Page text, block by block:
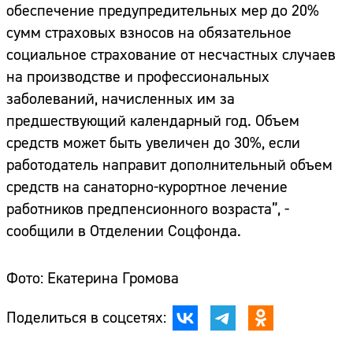
обеспечение предупредительных мер до 20%
сумм страховых взносов на обязательное
социальное страхование от несчастных случаев
на производстве и профессиональных
заболеваний, начисленных им за
предшествующий календарный год. Объем
средств может быть увеличен до 30%, если
работодатель направит дополнительный объем
средств на санаторно-курортное лечение
работников предпенсионного возраста”, -
сообщили в Отделении Соцфонда.
Фото: Екатерина Громова
Поделиться в соцсетях: